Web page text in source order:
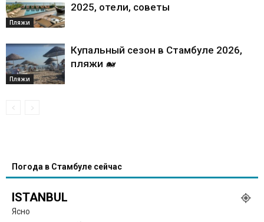
Пляжи
2025, отели, советы
Пляжи
Купальный сезон в Стамбуле 2026,
пляжи 🐋
Погода в Стамбуле сейчас
ISTANBUL
Ясно